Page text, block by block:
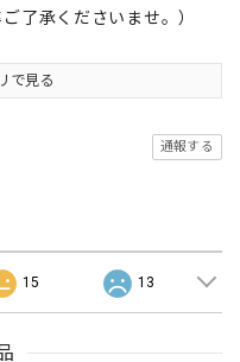
了承くださいませ。）
で見る
通報する
15 13